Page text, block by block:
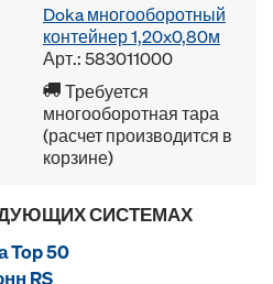
Doka многооборотный
контейнер 1,20x0,80м
Арт.: 583011000
Требуется
многооборотная тара
(расчет производится в
корзине)
СИСТЕМАХ
Top 50
RS